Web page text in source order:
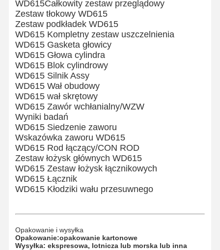
Części silników HINO
Części silników YANMAR
Części silnika Weichai
Części silnika Perkinsa
WD615Całkowity zestaw przeglądowy
Zestaw tłokowy WD615
Zestaw podkładek WD615
WD615 Kompletny zestaw uszczelnienia
WD615 Gasketa głowicy
WD615 Głowa cylindra
WD615 Blok cylindrowy
WD615 Silnik Assy
WD615 Wał obudowy
WD615 wał skrętowy
WD615 Zawór wchłanialny/WZW
Wyniki badań
WD615 Siedzenie zaworu
Wskazówka zaworu WD615
WD615 Rod łączący/CON ROD
Zestaw łożysk głównych WD615
WD615 Zestaw łożysk łącznikowych
WD615 Łącznik
WD615 Kłodziki wału przesuwnego
Opakowanie i wysyłka
Opakowanie:opakowanie kartonowe
Wysyłka: ekspresowa, lotnicza lub morska lub inna